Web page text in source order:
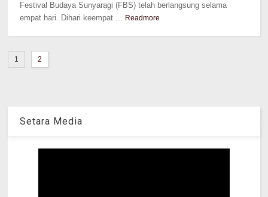
Festival Budaya Sunyaragi (FBS) telah berlangsung selama
empat hari. Dihari keempat ... Readmore
1 2
Setara Media